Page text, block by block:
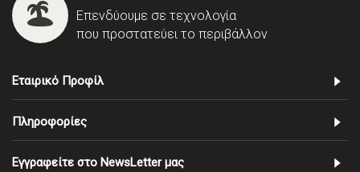
Επενδύουμε σε τεχνολογία
που προστατεύει το περιβάλλον
Εταιρικό Προφίλ
Πληροφορίες
Εγγραφείτε στο NewsLetter μας